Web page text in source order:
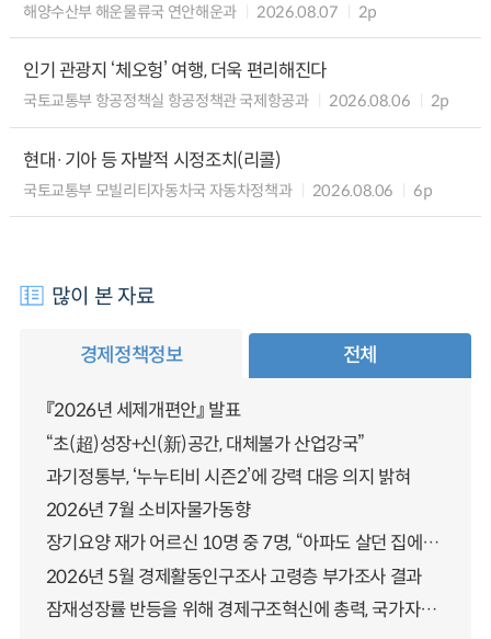
해양수산부 해운물류국 연안해운과 2026.08.07 2p
인기 관광지 ‘체오헝’ 여행, 더욱 편리해진다
국토교통부 항공정책실 항공정책관 국제항공과 2026.08.06 2p
현대·기아 등 자발적 시정조치(리콜)
국토교통부 모빌리티자동차국 자동차정책과 2026.08.06 6p
많이 본 자료
경제정책정보 전체
『2026년 세제개편안』 발표
“초(超)성장+신(新)공간, 대체불가 산업강국”
과기정통부, ‘누누티비 시즌2’에 강력 대응 의지 밝혀
2026년 7월 소비자물가동향
장기요양 재가 어르신 10명 중 7명, “아파도 살던 집에서 살겠다” 「2025년 장기요양실태조사」 결과 발표
2026년 5월 경제활동인구조사 고령층 부가조사 결과
잠재성장률 반등을 위해 경제구조혁신에 총력, 국가자산 관리체계 대전환